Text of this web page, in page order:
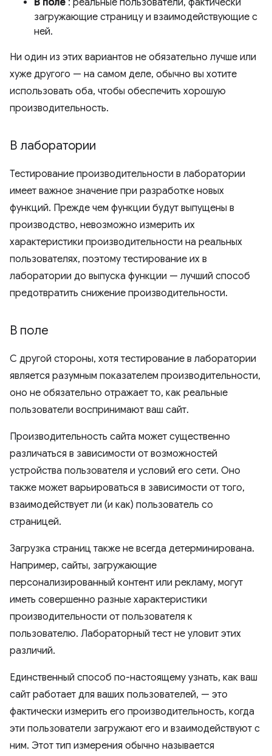
В поле : реальные пользователи, фактически
загружающие страницу и взаимодействующие с
ней.
Ни один из этих вариантов не обязательно лучше или
хуже другого — на самом деле, обычно вы хотите
использовать оба, чтобы обеспечить хорошую
производительность.
В лаборатории
Тестирование производительности в лаборатории
имеет важное значение при разработке новых
функций. Прежде чем функции будут выпущены в
производство, невозможно измерить их
характеристики производительности на реальных
пользователях, поэтому тестирование их в
лаборатории до выпуска функции — лучший способ
предотвратить снижение производительности.
В поле
С другой стороны, хотя тестирование в лаборатории
является разумным показателем производительности,
оно не обязательно отражает то, как реальные
пользователи воспринимают ваш сайт.
Производительность сайта может существенно
различаться в зависимости от возможностей
устройства пользователя и условий его сети. Оно
также может варьироваться в зависимости от того,
взаимодействует ли (и как) пользователь со
страницей.
Загрузка страниц также не всегда детерминирована.
Например, сайты, загружающие
персонализированный контент или рекламу, могут
иметь совершенно разные характеристики
производительности от пользователя к
пользователю. Лабораторный тест не уловит этих
различий.
Единственный способ по-настоящему узнать, как ваш
сайт работает для ваших пользователей, — это
фактически измерить его производительность, когда
эти пользователи загружают его и взаимодействуют с
ним. Этот тип измерения обычно называется